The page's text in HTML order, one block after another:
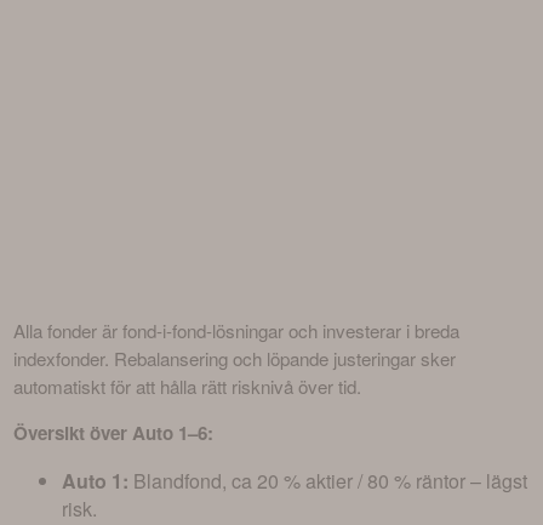
Alla fonder är fond-i-fond-lösningar och investerar i breda
indexfonder. Rebalansering och löpande justeringar sker
automatiskt för att hålla rätt risknivå över tid.
Översikt över Auto 1–6:
Auto 1: Blandfond, ca 20 % aktier / 80 % räntor – lägst
risk.